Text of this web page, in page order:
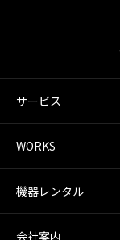
サービス
WORKS
機器レンタル
会社案内